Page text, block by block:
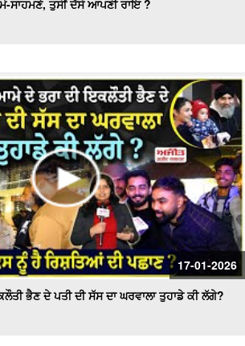
ਤੁਸੀਂ ਦੱਸੋ ਆਪਣੀ ਰਾਇ ?
17-01-2026
ਭੈਣ ਦੇ ਪਤੀ ਦੀ ਸੱਸ ਦਾ ਘਰਵਾਲਾ ਤੁਹਾਡੇ ਕੀ ਲੱਗੇ?